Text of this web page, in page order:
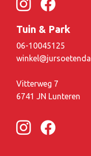
Tuin & Park
06-10045125
Vitterweg 7
6741 JN Lunteren